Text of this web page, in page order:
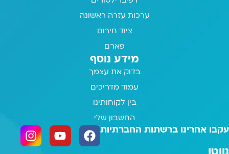
ערכות עזרה ראשונה
ציוד חירום
פארם
מידע נוסף
בדוק את עצמך
עמוד מדריכים
בין לקוחותינו
החשבון שלי
עקבו אחרינו ברשתות החברתיות